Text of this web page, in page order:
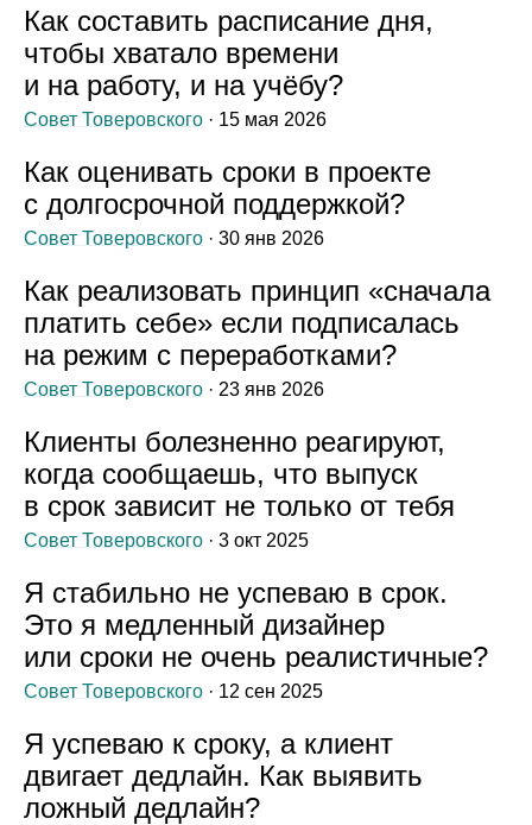
Как составить расписание дня,
чтобы хватало времени
и на работу, и на учёбу?
Совет Товеровского · 15 мая 2026
Как оценивать сроки в проекте
с долгосрочной поддержкой?
Совет Товеровского · 30 янв 2026
Как реализовать принцип «сначала
платить себе» если подписалась
на режим с переработками?
Совет Товеровского · 23 янв 2026
Клиенты болезненно реагируют,
когда сообщаешь, что выпуск
в срок зависит не только от тебя
Совет Товеровского · 3 окт 2025
Я стабильно не успеваю в срок.
Это я медленный дизайнер
или сроки не очень реалистичные?
Совет Товеровского · 12 сен 2025
Я успеваю к сроку, а клиент
двигает дедлайн. Как выявить
ложный дедлайн?